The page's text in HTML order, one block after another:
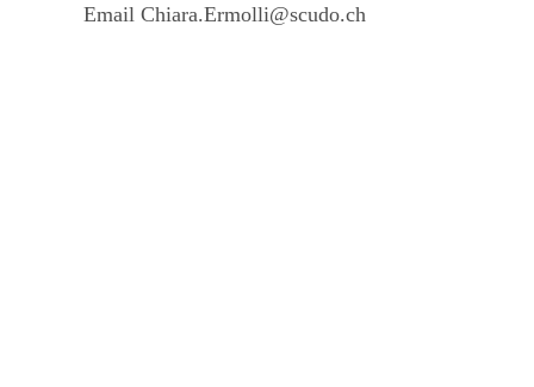
Email Chiara.Ermolli@scudo.ch